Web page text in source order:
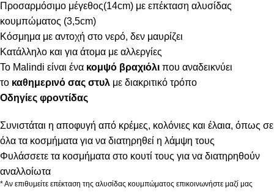
Προσαρμόσιμο μέγεθος(14cm) με επέκταση αλυσίδας
κουμπώματος (3,5cm)
Κόσμημα με αντοχή στο νερό, δεν μαυρίζει
Κατάλληλο και για άτομα με αλλεργίες
Το Malindi είναι ένα κομψό βραχιόλι που αναδεικνύει
το καθημερινό σας στυλ με διακριτικό τρόπο
Οδηγίες φροντίδας
Συνιστάται η αποφυγή από κρέμες, κολόνιες και έλαια, όπως σε
όλα τα κοσμήματα για να διατηρηθεί η λάμψη τους
Φυλάσσετε τα κοσμήματα στο κουτί τους για να διατηρηθούν
αναλλοίωτα
* Αν επιθυμείτε επέκταση της αλυσίδας κουμπώματος επικοινωνήστε μαζί μας